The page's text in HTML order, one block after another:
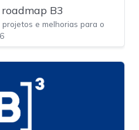
B3
e melhorias para o